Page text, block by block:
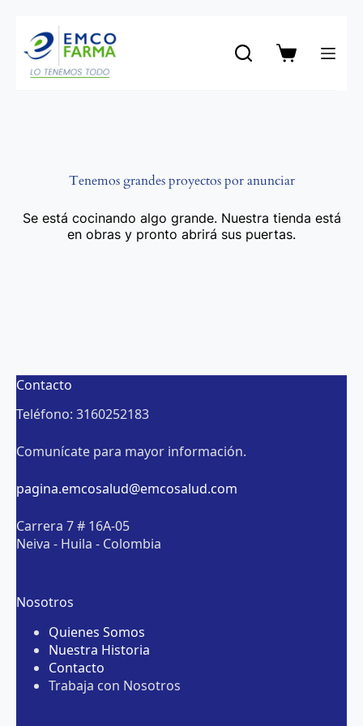
contenido
Carro
Tenemos grandes proyectos por anunciar
Se está cocinando algo grande. Nuestra tienda está
en obras y pronto abrirá sus puertas.
Contacto
Teléfono: 3160252183
Comunícate para mayor información.
pagina.emcosalud@emcosalud.com
Carrera 7 # 16A-05
Neiva - Huila - Colombia
Nosotros
Quienes Somos
Nuestra Historia
Contacto
Trabaja con Nosotros